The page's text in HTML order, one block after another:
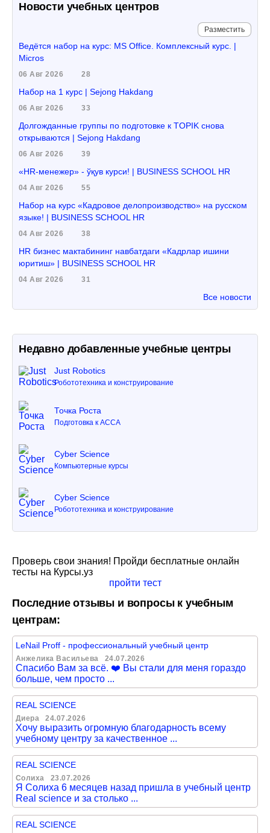
Новости учебных центров
Разместить
Ведётся набор на курс: MS Office. Комплексный курс. |
Micros
06 Авг 2026 28
Набор на 1 курс | Sejong Hakdang
06 Авг 2026 33
Долгожданные группы по подготовке к TOPIK снова
открываются | Sejong Hakdang
06 Авг 2026 39
«HR-менежер» - ўқув курси! | BUSINESS SCHOOL HR
04 Авг 2026 55
Набор на курс «Кадровое делопроизводство» на русском
языке! | BUSINESS SCHOOL HR
04 Авг 2026 38
HR бизнес мактабининг навбатдаги «Кадрлар ишини
юритиш» | BUSINESS SCHOOL HR
04 Авг 2026 31
Все новости
Недавно добавленные учебные центры
Just Robotics
Робототехника и конструирование
Точка Роста
Подготовка к ACCA
Cyber Science
Компьютерные курсы
Cyber Science
Робототехника и конструирование
Проверь свои знания! Пройди бесплатные онлайн
тесты на Курсы.уз
пройти тест
Последние отзывы и вопросы к учебным
центрам:
LeNail Proff - профессиональный учебный центр
Анжелика Васильева 24.07.2026
Спасибо Вам за всё. ❤️ Вы стали для меня гораздо
больше, чем просто ...
REAL SCIENCE
Диера 24.07.2026
Хочу выразить огромную благодарность всему
учебному центру за качественное ...
REAL SCIENCE
Солиха 23.07.2026
Я Солиха 6 месяцев назад пришла в учебный центр
Real science и за столько ...
REAL SCIENCE